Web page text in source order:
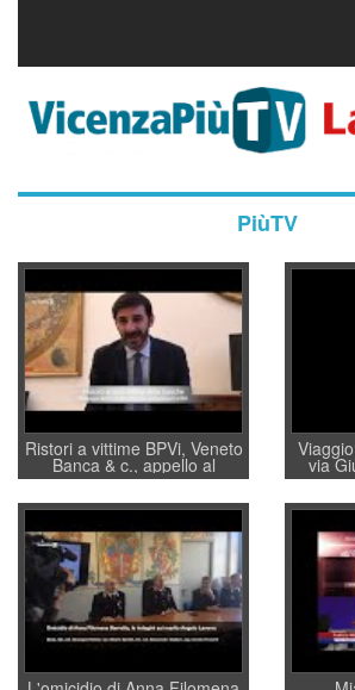
PiùTV
Ristori a vittime BPVi, Veneto
Banca & c., appello al
sottosegretario Alessio
Villarosa: per mettere ordine
convochi con Di Maio CNCU
a supporto della cabina di
regia al Mef
via
un